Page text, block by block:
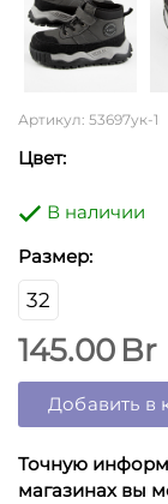
Артикул: 53697ук-1
Цвет:
В наличии
Размер:
32
145.00 Br
Добавить в
Точную
магазинах вы